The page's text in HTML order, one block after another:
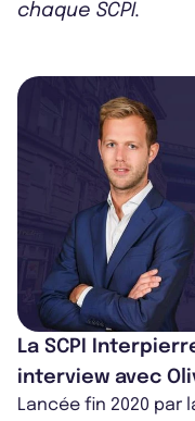
chaque SCPI.
La SCPI
interview avec
département
Lancée fin 2020 par